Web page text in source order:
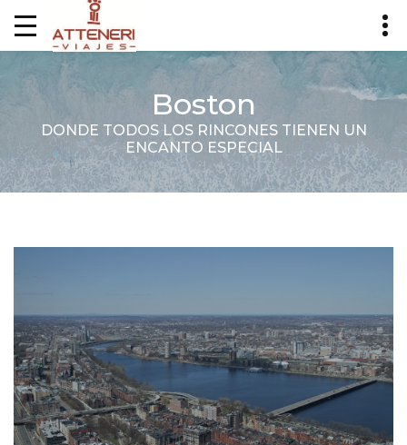
Boston
DONDE TODOS LOS RINCONES TIENEN UN
ENCANTO ESPECIAL